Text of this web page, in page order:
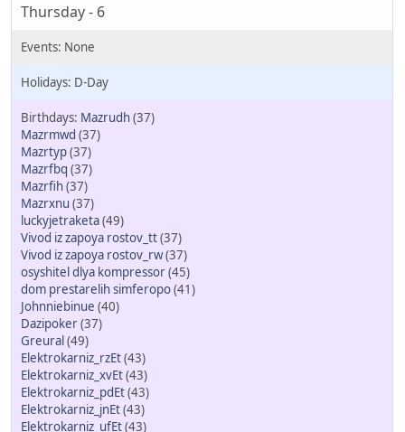
Thursday - 6
D-Day
Mazrudh(37)
Mazrmwd (37)
Mazrtyp(37)
Mazrfbq (37)
Mazrfih(37)
Mazrxnu (37)
luckyjetraketa(49)
Vivod iz zapoya rostov_tt(37)
Vivod iz zapoya rostov_rw(37)
osyshitel dlya kompressor(45)
dom prestarelih simferopo(41)
Johnniebinue (40)
Dazipoker(37)
Greural(49)
Elektrokarniz_rzEt(43)
Elektrokarniz_xvEt(43)
Elektrokarniz_pdEt(43)
Elektrokarniz_jnEt(43)
Elektrokarniz_ufEt(43)